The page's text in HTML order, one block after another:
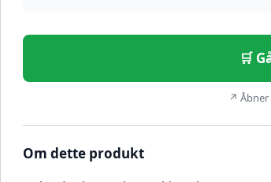
🛒
↗ Åbner
Om dette produkt